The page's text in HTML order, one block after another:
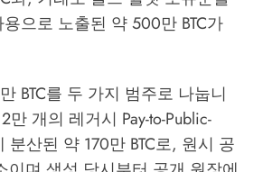
으로 노출된 약 500만 BTC가
BTC를 두 가지 범주로 나눕니
개의 레거시 Pay-to-Public-
분산된 약 170만 BTC로, 원시 공